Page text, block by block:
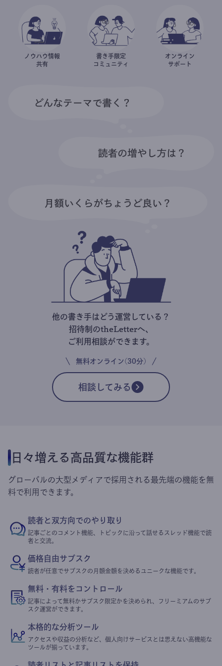
ノウハウ情報
共有
書き手限定
コミュニティ
オンライン
サポート
他の書き手はどう運営している？
招待制のtheLetterへ、
ご利用相談ができます。
無料オンライン(30分)
相談してみる
日々増える高品質な機能群
グローバルの大型メディアで採用される最先端の機能を無
料で利用できます。
読者と双方向でのやり取り
記事ごとのコメント機能、トピックに沿って話せるスレッド機能で読
者と交流。
価格自由サブスク
読者が任意でサブスクの月額金額を決めるユニークな機能です。
無料・有料をコントロール
記事によって無料かサブスク限定かを決められ、フリーミアムのサブ
スク運営ができます。
本格的な分析ツール
アクセスや収益の分析など、個人向けサービスとは思えない高機能な
ツールが揃っています。